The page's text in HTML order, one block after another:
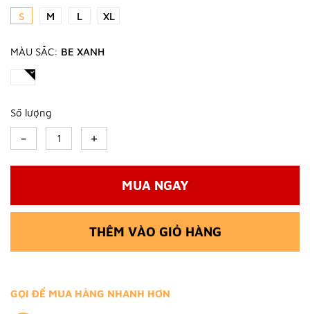
S M L XL
MÀU SẮC: BE XANH
Số lượng
- +
MUA NGAY
THÊM VÀO GIỎ HÀNG
GỌI ĐỂ MUA HÀNG NHANH HƠN